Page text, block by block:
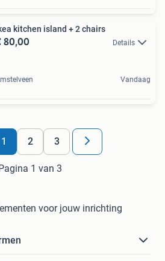
kitchen island + 2 chairs
80,00 Details
Vandaag
1 2 3
Pagina 1 van 3
voor jouw inrichting